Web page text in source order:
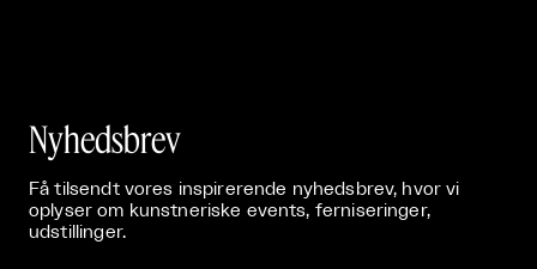
Nyhedsbrev
Få tilsendt vores inspirerende nyhedsbrev, hvor vi
oplyser om kunstneriske events, ferniseringer,
udstillinger.